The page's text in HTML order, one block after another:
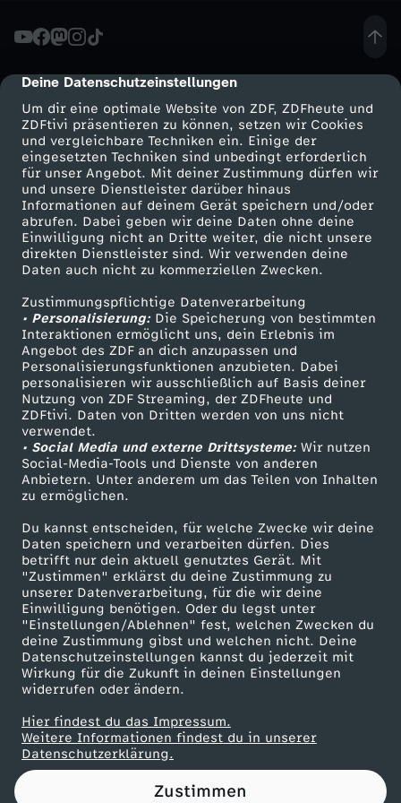
cmp-dialog-description
Deine Datenschutzeinstellungen
Um dir eine optimale Website von ZDF, ZDFheute und
ZDFtivi präsentieren zu können, setzen wir Cookies
und vergleichbare Techniken ein. Einige der
eingesetzten Techniken sind unbedingt erforderlich
für unser Angebot. Mit deiner Zustimmung dürfen wir
und unsere Dienstleister darüber hinaus
Informationen auf deinem Gerät speichern und/oder
abrufen. Dabei geben wir deine Daten ohne deine
Einwilligung nicht an Dritte weiter, die nicht unsere
direkten Dienstleister sind. Wir verwenden deine
Daten auch nicht zu kommerziellen Zwecken.
Zustimmungspflichtige Datenverarbeitung
• Personalisierung:Die Speicherung von bestimmten
Interaktionen ermöglicht uns, dein Erlebnis im
Angebot des ZDF an dich anzupassen und
Personalisierungsfunktionen anzubieten. Dabei
personalisieren wir ausschließlich auf Basis deiner
Nutzung von ZDF Streaming, der ZDFheute und
ZDFtivi. Daten von Dritten werden von uns nicht
verwendet.
• Social Media und externe Drittsysteme:Wir nutzen
Social-Media-Tools und Dienste von anderen
Anbietern. Unter anderem um das Teilen von Inhalten
zu ermöglichen.
Du kannst entscheiden, für welche Zwecke wir deine
Daten speichern und verarbeiten dürfen. Dies
betrifft nur dein aktuell genutztes Gerät. Mit
"Zustimmen" erklärst du deine Zustimmung zu
unserer Datenverarbeitung, für die wir deine
Einwilligung benötigen. Oder du legst unter
"Einstellungen/Ablehnen" fest, welchen Zwecken du
deine Zustimmung gibst und welchen nicht. Deine
Datenschutzeinstellungen kannst du jederzeit mit
Wirkung für die Zukunft in deinen Einstellungen
widerrufen oder ändern.
Hier findest du das Impressum.
Weitere Informationen findest du in unserer
Datenschutzerklärung.
Zustimmen
u
g
?
A
m
t
h
o
r
w
e
g
e
n
d
u
b
i
Mehr ZDF
ZDF-Apps
Smart TV
ZDFtext
Livestreams
Sendungen A-Z
TV-Programm
Service
ZDFmitreden
Kontakt zum ZDF
Tickets
Zuschauerservice
Hilfe
ZDF Unternehmen
Karriere
ZDF goes Schule
Werbefernsehen
Mainzelmännchen
Partner